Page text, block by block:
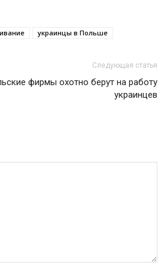
украинцы в Польше
Следующая статья
фирмы охотно берут на работу
украинцев